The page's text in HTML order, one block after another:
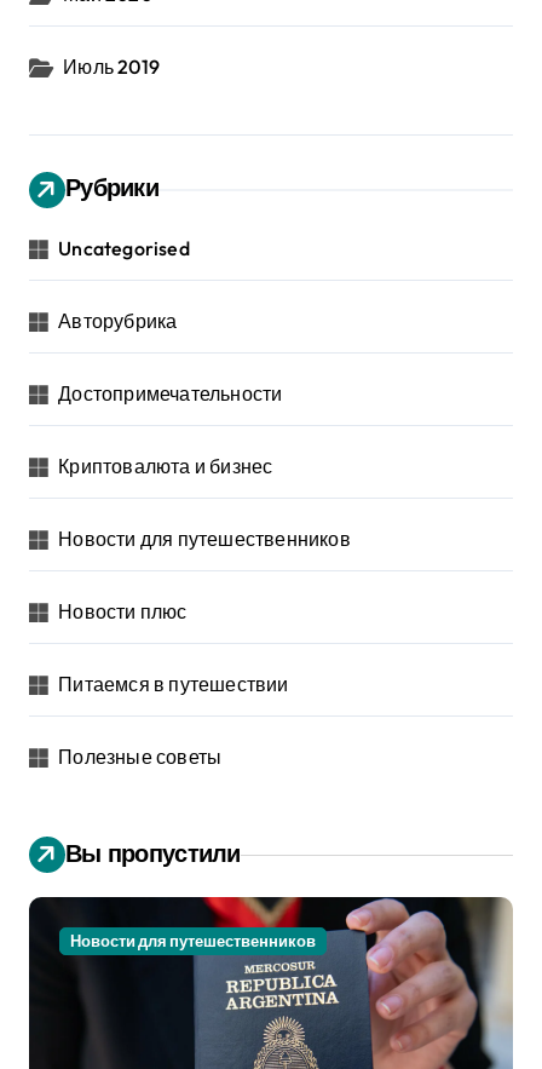
Июль 2019
Рубрики
Uncategorised
Авторубрика
Достопримечательности
Криптовалюта и бизнес
Новости для путешественников
Новости плюс
Питаемся в путешествии
Полезные советы
Вы пропустили
Новости для путешественников